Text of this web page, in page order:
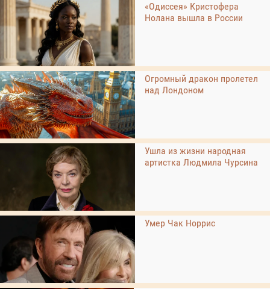
«Одиссея» Кристофера
Нолана вышла в России
Огромный дракон пролетел
над Лондоном
Ушла из жизни народная
артистка Людмила Чурсина
Умер Чак Норрис